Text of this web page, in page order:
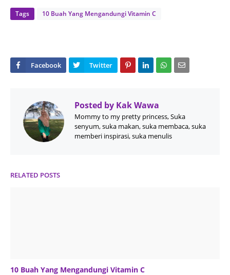
Tags 10 Buah Yang Mengandungi Vitamin C
Posted by Kak Wawa
Mommy to my pretty princess, Suka
senyum, suka makan, suka membaca, suka
memberi inspirasi, suka menulis
RELATED POSTS
10 Buah Yang Mengandungi Vitamin C